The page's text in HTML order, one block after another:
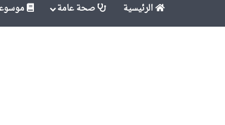
الرئيسية صحة عامة